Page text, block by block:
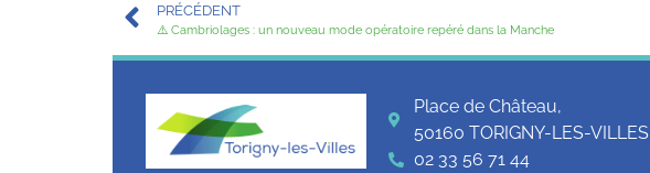
PRÉCÉDENT
⚠️ Cambriolages : un nouveau mode opératoire repéré dans la Manche
Place de Château,
50160 TORIGNY-LES-VILLES
02 33 56 71 44